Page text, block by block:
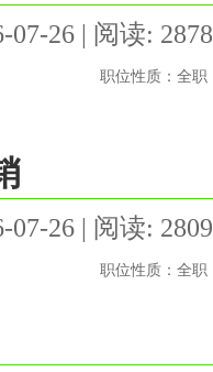
07-26 | 阅读: 2878
职位性质：全职
07-26 | 阅读: 2809
职位性质：全职